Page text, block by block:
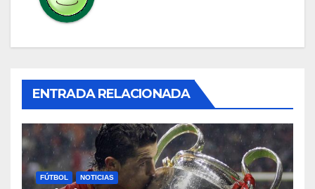
ENTRADA RELACIONADA
FÚTBOL NOTICIAS